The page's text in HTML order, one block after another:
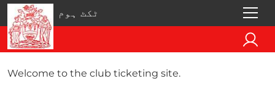
ٹکٹ ہوم
Welcome to the club ticketing site.